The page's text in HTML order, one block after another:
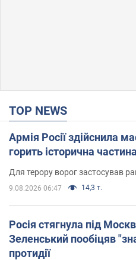
TOP NEWS
Армія Росії здійснила
горить історична
Для терору ворог застосував
9.08.2026 06:47 14,3 т.
Росія стягнула під
Зеленський пообіцяв
протидії